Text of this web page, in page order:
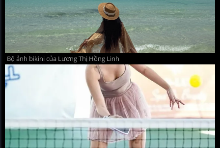
Bộ ảnh bikini của Lương Thị Hồng Linh